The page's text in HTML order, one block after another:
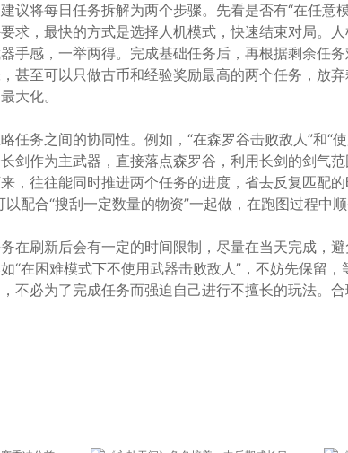
议将每日任务拆解为两个步骤。先看是否有“在任意
求，最快的方式是选择人机模式，快速结束对局。
手感，一举两得。完成基础任务后，再根据剩余任
甚至可以只做古币和经验奖励最高的两个任务，放
大化。
任务之间的协同性。例如，“在森罗谷击败敌人”和“
剑作为主武器，直接落点森罗谷，利用长剑的剑气
，往往能同时推进两个任务的进度，省去反复匹配
配合“搜刮一定数量的物资”一起做，在跑图过程中
在刷新后会有一定的时间限制，尽量在当天完成，
“在困难模式下不使用武器击败敌人”，不妨先保留
不必为了完成任务而强迫自己进行不擅长的玩法。